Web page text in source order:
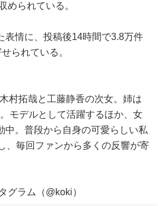
められている。
情に、投稿後14時間で3.8万件
られている。
村拓哉と工藤静香の次女。姉は
モデルとして活躍するほか、女
中。普段から自身の可愛らしい私
、毎回ファンから多くの反響が寄
グラム（@koki）